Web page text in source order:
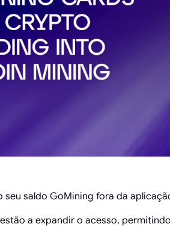
seu saldo GoMining fora da
a expandir o acesso,